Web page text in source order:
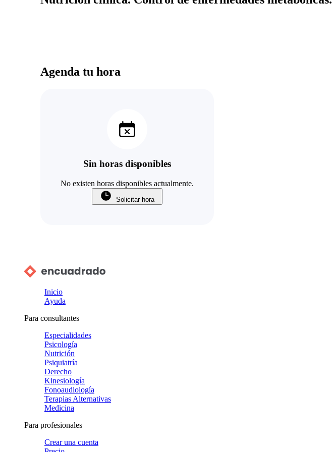
Agenda tu hora
Sin horas disponibles
No existen horas disponibles actualmente.
Solicitar hora
Inicio
Ayuda
Para consultantes
Especialidades
Psicología
Nutrición
Psiquiatría
Derecho
Kinesiología
Fonoaudiología
Terapias Alternativas
Medicina
Para profesionales
Crear una cuenta